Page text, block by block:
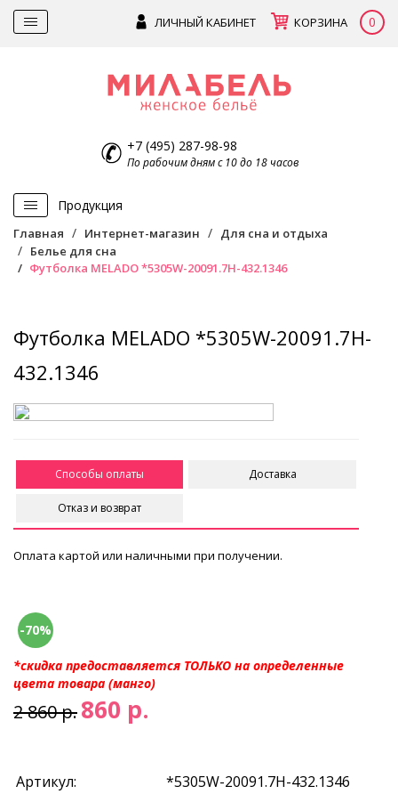
ЛИЧНЫЙ КАБИНЕТ КОРЗИНА 0
+7 (495) 287-98-98
По рабочим дням с 10 до 18 часов
Продукция
Главная Интернет-магазин
Для сна и отдыха
Белье для сна
Футболка MELADO *5305W-20091.7H-432.1346
Футболка MELADO *5305W-20091.7H-
432.1346
Способы оплаты Доставка
Отказ и возврат
Оплата картой или наличными при получении.
-70%
*скидка предоставляется ТОЛЬКО на определенные
цвета товара (манго)
2 860 р.860 р.
Артикул: *5305W-20091.7H-432.1346